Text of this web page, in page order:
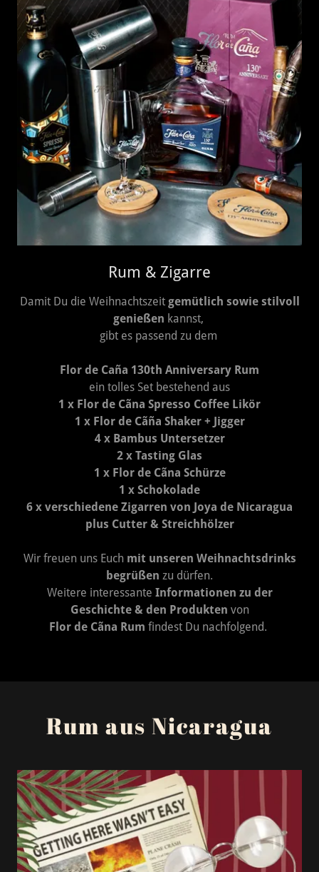
Rum & Zigarre
Damit Du die Weihnachtszeit gemütlich sowie stilvoll
genießen kannst,
gibt es passend zu dem
Flor de Caña 130th Anniversary Rum
ein tolles Set bestehend aus
1 x Flor de Cãna Spresso Coffee Likör
1 x Flor de Cãña Shaker + Jigger
4 x Bambus Untersetzer
2 x Tasting Glas
1 x Flor de Cãna Schürze
1 x Schokolade
6 x verschiedene Zigarren von Joya de Nicaragua
plus Cutter & Streichhölzer
Wir freuen uns Euch mit unseren Weihnachtsdrinks
begrüßen zu dürfen.
Weitere interessante Informationen zu der
Geschichte & den Produkten von
Flor de Cãna Rum findest Du nachfolgend.
Rum aus Nicaragua